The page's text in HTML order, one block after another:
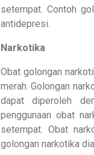
setempat. Contoh
antidepresi.
Narkotika
Obat golongan
merah. Golongan
dapat diperoleh
penggunaan obat
setempat. Obat
golongan narkotika